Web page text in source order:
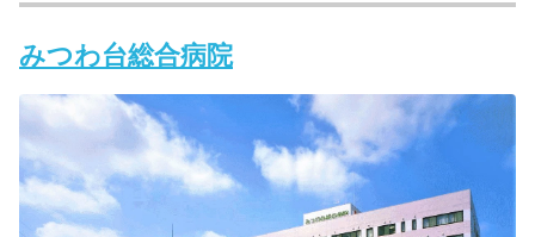
病名 / 診療科目
病院名
みつわ台総合病院